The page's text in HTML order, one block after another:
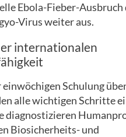
Ebola-Fieber-Ausbruch
Virus weiter aus.
internationalen
Schulung
alle wichtigen Schritte
diagnostizieren
Biosicherheits- und